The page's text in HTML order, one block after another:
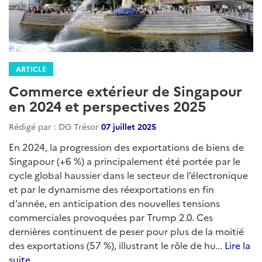
ARTICLE
Commerce extérieur de Singapour
en 2024 et perspectives 2025
Rédigé par : DG Trésor 07 juillet 2025
En 2024, la progression des exportations de biens de
Singapour (+6 %) a principalement été portée par le
cycle global haussier dans le secteur de l’électronique
et par le dynamisme des réexportations en fin
d’année, en anticipation des nouvelles tensions
commerciales provoquées par Trump 2.0. Ces
dernières continuent de peser pour plus de la moitié
des exportations (57 %), illustrant le rôle de hu... Lire la
suite